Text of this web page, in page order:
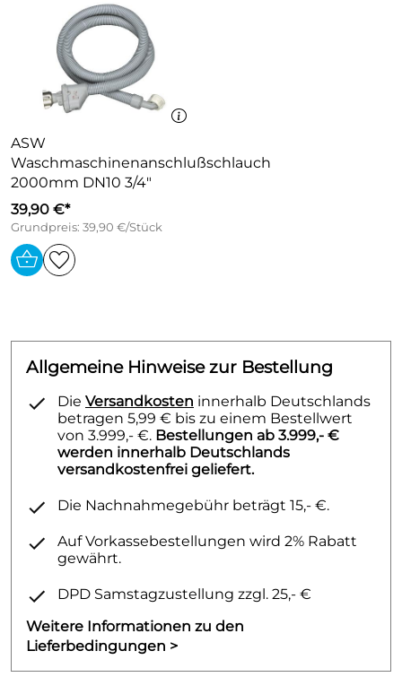
ASW
Waschmaschinenanschlußschlauch
2000mm DN10 3/4"
39,90 €*
Grundpreis: 39,90 €/Stück
Allgemeine Hinweise zur Bestellung
Die Versandkosten innerhalb Deutschlands
betragen 5,99 € bis zu einem Bestellwert
von 3.999,- €. Bestellungen ab 3.999,- €
werden innerhalb Deutschlands
versandkostenfrei geliefert.
Die Nachnahmegebühr beträgt 15,- €.
Auf Vorkassebestellungen wird 2% Rabatt
gewährt.
DPD Samstagzustellung zzgl. 25,- €
Weitere Informationen zu den
Lieferbedingungen >